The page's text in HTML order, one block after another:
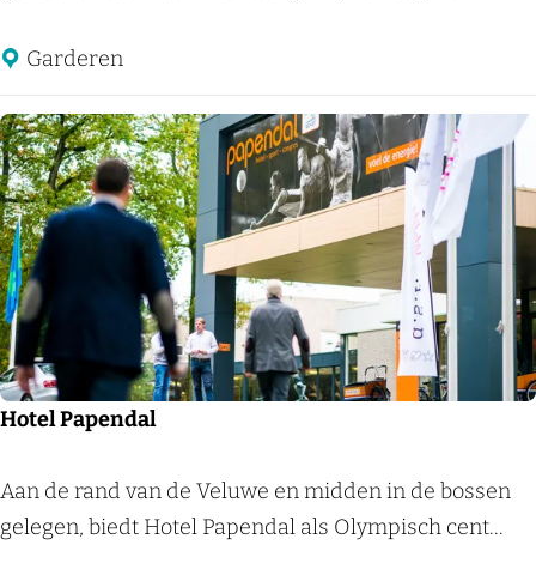
d
r
b
e
r
g
R
é
s
i
e
n
Garderen
Hotel Papendal
H
o
Aan de rand van de Veluwe en midden in de bossen
gelegen, biedt Hotel Papendal als Olympisch cent...